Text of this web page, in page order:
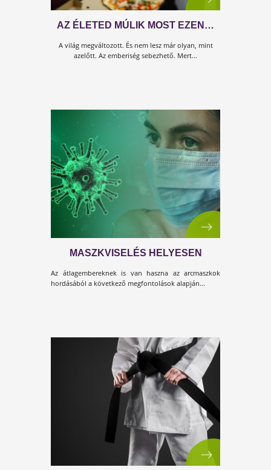
ZRÍNYI KIROHANÁSA A VÍRUS
ELLEN
Az életmódváltás mostantól nem egy hobby!